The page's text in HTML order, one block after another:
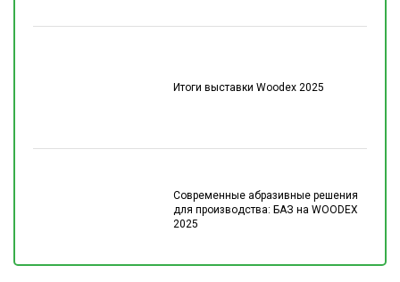
Итоги выставки Woodex 2025
Современные абразивные решения
для производства: БАЗ на WOODEX
2025